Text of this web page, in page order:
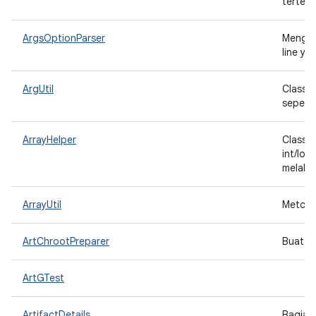
ArgsOptionParser
line
ArgUtil
Class
ArrayHelper
Class
int/
ArrayUtil
ArtChrootPreparer Buat
ArtGTest